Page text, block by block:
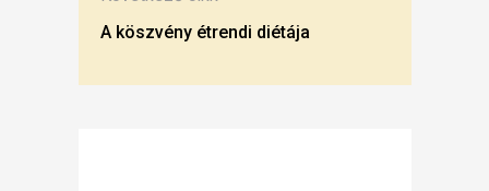
A köszvény étrendi diétája